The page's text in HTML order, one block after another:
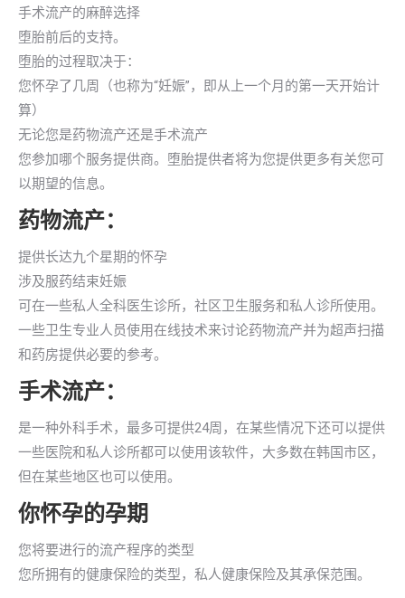
手术流产的麻醉选择
堕胎前后的支持。
堕胎的过程取决于：
您怀孕了几周（也称为“妊娠”，即从上一个月的第一天开始计
算）
无论您是药物流产还是手术流产
您参加哪个服务提供商。堕胎提供者将为您提供更多有关您可
以期望的信息。
药物流产：
提供长达九个星期的怀孕
涉及服药结束妊娠
可在一些私人全科医生诊所，社区卫生服务和私人诊所使用。
一些卫生专业人员使用在线技术来讨论药物流产并为超声扫描
和药房提供必要的参考。
手术流产：
是一种外科手术，最多可提供24周，在某些情况下还可以提供
一些医院和私人诊所都可以使用该软件，大多数在韩国市区，
但在某些地区也可以使用。
你怀孕的孕期
您将要进行的流产程序的类型
您所拥有的健康保险的类型，私人健康保险及其承保范围。